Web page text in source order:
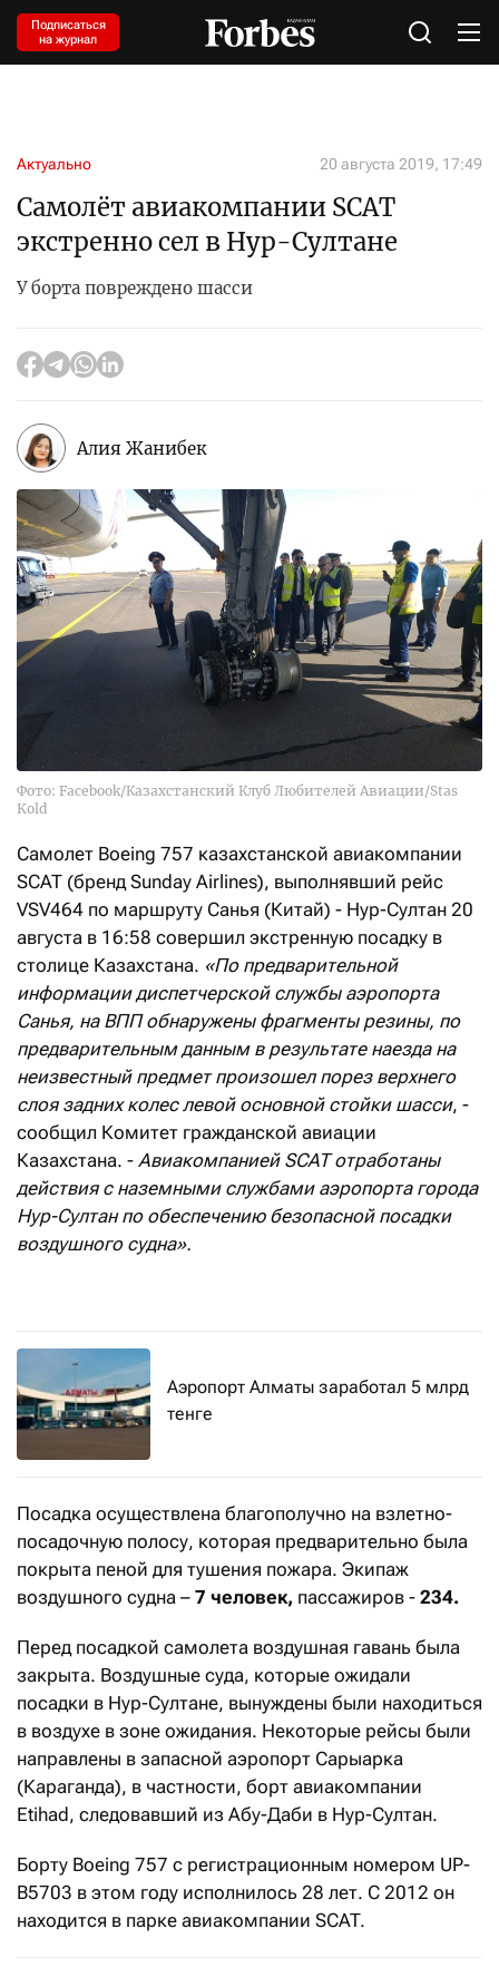
Подписаться
на журнал
Актуально 20 августа 2019, 17:49
Самолёт авиакомпании SCAT
экстренно сел в Нур-Султане
У борта повреждено шасси
Алия Жанибек
Фото: Facebook/Казахстанский Клуб Любителей Авиации/Stas
Kold
Самолет Boeing 757 казахстанской авиакомпании
SCAT (бренд Sunday Airlines), выполнявший рейс
VSV464 по маршруту Санья (Китай) - Нур-Султан 20
августа в 16:58 совершил экстренную посадку в
столице Казахстана. «По предварительной
информации диспетчерской службы аэропорта
Санья, на ВПП обнаружены фрагменты резины, по
предварительным данным в результате наезда на
неизвестный предмет произошел порез верхнего
слоя задних колес левой основной стойки шасси, -
сообщил Комитет гражданской авиации
Казахстана. - Авиакомпанией SCAT отработаны
действия с наземными службами аэропорта города
Нур-Султан по обеспечению безопасной посадки
воздушного судна».
Аэропорт Алматы заработал 5 млрд
тенге
Посадка осуществлена благополучно на взлетно-
посадочную полосу, которая предварительно была
покрыта пеной для тушения пожара. Экипаж
воздушного судна – 7 человек, пассажиров - 234.
Перед посадкой самолета воздушная гавань была
закрыта. Воздушные суда, которые ожидали
посадки в Нур-Султане, вынуждены были находиться
в воздухе в зоне ожидания. Некоторые рейсы были
направлены в запасной аэропорт Сарыарка
(Караганда), в частности, борт авиакомпании
Etihad, следовавший из Абу-Даби в Нур-Султан.
Борту Boeing 757 с регистрационным номером UP-
B5703 в этом году исполнилось 28 лет. С 2012 он
находится в парке авиакомпании SCAT.